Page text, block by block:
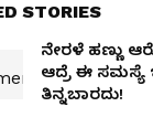
STORIES
ನೇರಳೆ ಹಣ್ಣು
ಆದ್ರೆ ಈ ಸಮಸ್ಯೆ
ತಿನ್ನಬಾರದು!